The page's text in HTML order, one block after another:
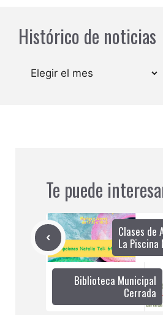
Histórico de noticias
Archivos
Te puede
Clases de
La Piscina
Biblioteca Municipal
Cerrada